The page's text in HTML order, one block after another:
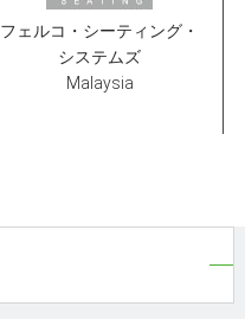
フェルコ・シーティング・
システムズ
Malaysia